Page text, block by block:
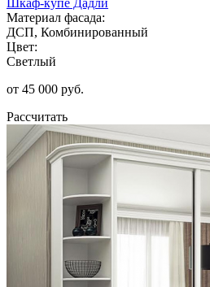
Материал фасада:
ДСП, Комбинированный
Цвет:
Светлый
от 45 000 руб.
Рассчитать